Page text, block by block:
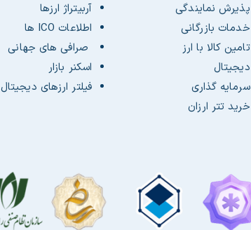
پذیرش نمایندگی
خدمات بازرگانی
تامین کالا با ارز
دیجیتال
سرمایه گذاری
خرید تتر ارزان
آربیتراژ ارزها
اطلاعات ICO ها
صرافی های جهانی
اسکنر بازار
فیلتر ارزهای دیجیتال